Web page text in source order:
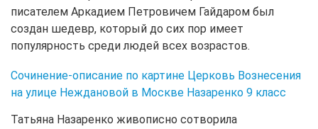
писателем Аркадием Петровичем Гайдаром был
создан шедевр, который до сих пор имеет
популярность среди людей всех возрастов.
Сочинение-описание по картине Церковь Вознесения
на улице Неждановой в Москве Назаренко 9 класс
Татьяна Назаренко живописно сотворила